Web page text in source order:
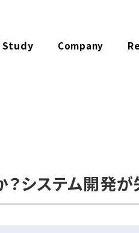
Study Company
？システム開発